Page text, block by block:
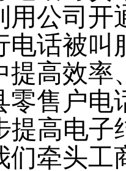
用公司开
电话被叫
提高效率
零售户电
提高电子
们牵头工